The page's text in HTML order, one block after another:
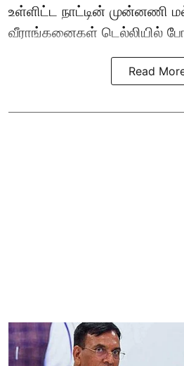
உள்ளிட்ட நாட்டின் முன்னணி
வீராங்கனைகள் டெல்லியில்
Read